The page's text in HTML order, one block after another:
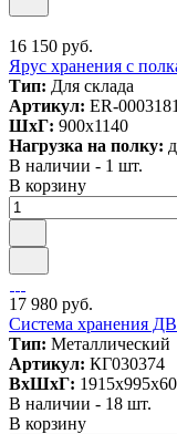
16 150 руб.
Ярус хранения с
Тип: Для склада
Артикул: ER-
ШxГ: 900x1140
Нагрузка на полку:
В наличии - 1 шт.
В корзину
17 980 руб.
Система хранения
Тип: Металлический
Артикул: КГ030374
ВxШxГ: 1915x995x60
В наличии - 18 шт.
В корзину